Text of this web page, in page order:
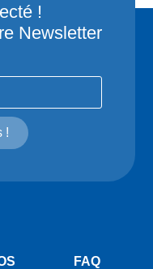
!
Newsletter
!
FAQ